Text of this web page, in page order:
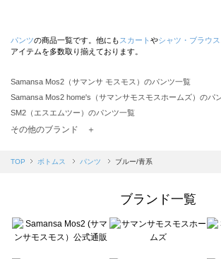
パンツの商品一覧です。他にも スカート やシャツ・ブラウス
アイテムを多数取り揃えております。
Samansa Mos2（サマンサ モスモス）のパンツ一覧
Samansa Mos2 home's（サマンサモスモスホームズ）のパ
SM2（エスエムツー）のパンツ一覧
TSUHARU by Samansa Mos2（ツハルバイサマンサモスモ
Samansa Mos2 blue（サマンサモスモス ブルー）のパンツ一
sō4ū（ソウフォーユー）のパンツ一覧
Te chichi（テチチ）のパンツ一覧
Te chichi CLASSIC（テチチ クラシック）のパンツ一覧
その他のブランド ＋
TOP ボトムス パンツ ブルー/青系
ブランド一覧